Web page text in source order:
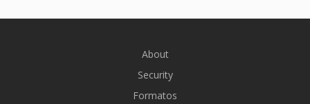
About
Security
Formatos